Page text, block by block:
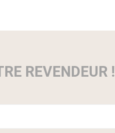
REVENDEUR !